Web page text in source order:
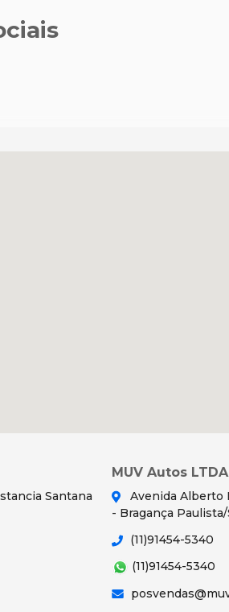
Santana
MUV Autos
Avenida Alberto
- Bragança
(11)91454-5340
(11)91454-5340